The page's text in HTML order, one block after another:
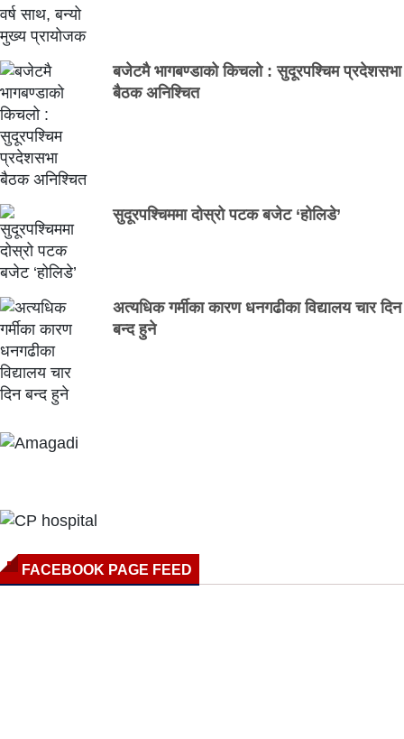
बजेटमै भागबण्डाको किचलो : सुदूरपश्चिम प्रदेशसभा
बैठक अनिश्चित
सुदूरपश्चिममा दोस्रो पटक बजेट ‘होलिडे’
अत्यधिक गर्मीका कारण धनगढीका विद्यालय चार दिन
बन्द हुने
FACEBOOK PAGE FEED